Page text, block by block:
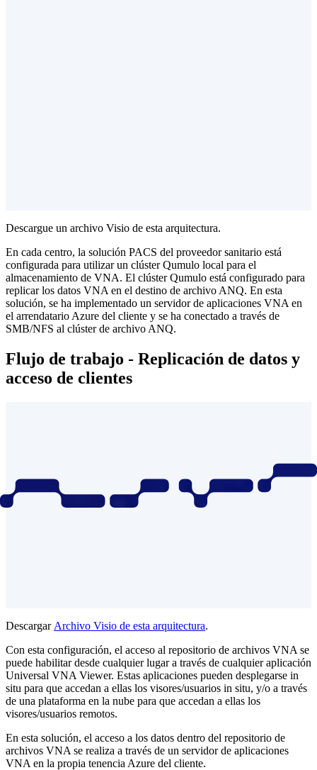
Descargue un archivo Visio de esta arquitectura.
En cada centro, la solución PACS del proveedor sanitario está
configurada para utilizar un clúster Qumulo local para el
almacenamiento de VNA. El clúster Qumulo está configurado para
replicar los datos VNA en el destino de archivo ANQ. En esta
solución, se ha implementado un servidor de aplicaciones VNA en
el arrendatario Azure del cliente y se ha conectado a través de
SMB/NFS al clúster de archivo ANQ.
Flujo de trabajo - Replicación de datos y
acceso de clientes
Descargar Archivo Visio de esta arquitectura.
Con esta configuración, el acceso al repositorio de archivos VNA se
puede habilitar desde cualquier lugar a través de cualquier aplicación
Universal VNA Viewer. Estas aplicaciones pueden desplegarse in
situ para que accedan a ellas los visores/usuarios in situ, y/o a través
de una plataforma en la nube para que accedan a ellas los
visores/usuarios remotos.
En esta solución, el acceso a los datos dentro del repositorio de
archivos VNA se realiza a través de un servidor de aplicaciones
VNA en la propia tenencia Azure del cliente.